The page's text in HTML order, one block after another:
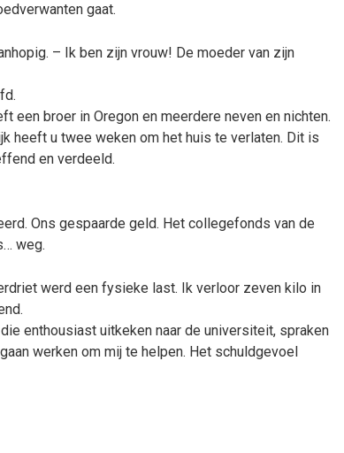
gaat.
– Ik ben zijn vrouw! De moeder van zijn
een broer in Oregon en meerdere neven en nichten.
heeft u twee weken om het huis te verlaten. Dit is
en verdeeld.
Ons gespaarde geld. Het collegefonds van de
weg.
werd een fysieke last. Ik verloor zeven kilo in
enthousiast uitkeken naar de universiteit, spraken
werken om mij te helpen. Het schuldgevoel